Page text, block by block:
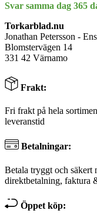
Svar samma dag 365
Torkarblad.nu
Jonathan Petersson -
Blomstervägen 14
331 42 Värnamo
Frakt:
Fri frakt på hela
leveranstid
Betalningar:
Betala tryggt och säkert
direktbetalning, faktura
Öppet köp: